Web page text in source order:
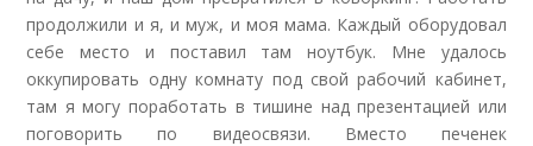
продолжили и я, и муж, и моя мама. Каждый оборудовал
себе место и поставил там ноутбук. Мне удалось
оккупировать одну комнату под свой рабочий кабинет,
там я могу поработать в тишине над презентацией или
поговорить по видеосвязи. Вместо печенек